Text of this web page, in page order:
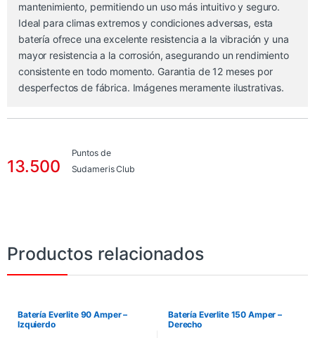
mantenimiento, permitiendo un uso más intuitivo y seguro.
Ideal para climas extremos y condiciones adversas, esta
batería ofrece una excelente resistencia a la vibración y una
mayor resistencia a la corrosión, asegurando un rendimiento
consistente en todo momento. Garantia de 12 meses por
desperfectos de fábrica. Imágenes meramente ilustrativas.
13.500
Puntos de
Sudameris Club
Productos relacionados
Batería Everlite 90 Amper –
Izquierdo
Batería Everlite 150 Amper –
Derecho